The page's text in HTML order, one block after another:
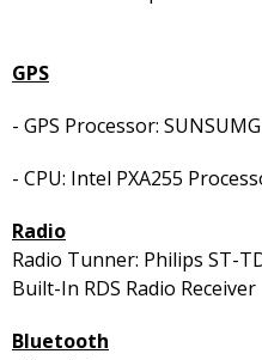
GPS
- GPS Processor:
- CPU: Intel PXA255
Radio
Radio Tunner: Philips ST-
Built-In RDS Radio Receiver
Bluetooth